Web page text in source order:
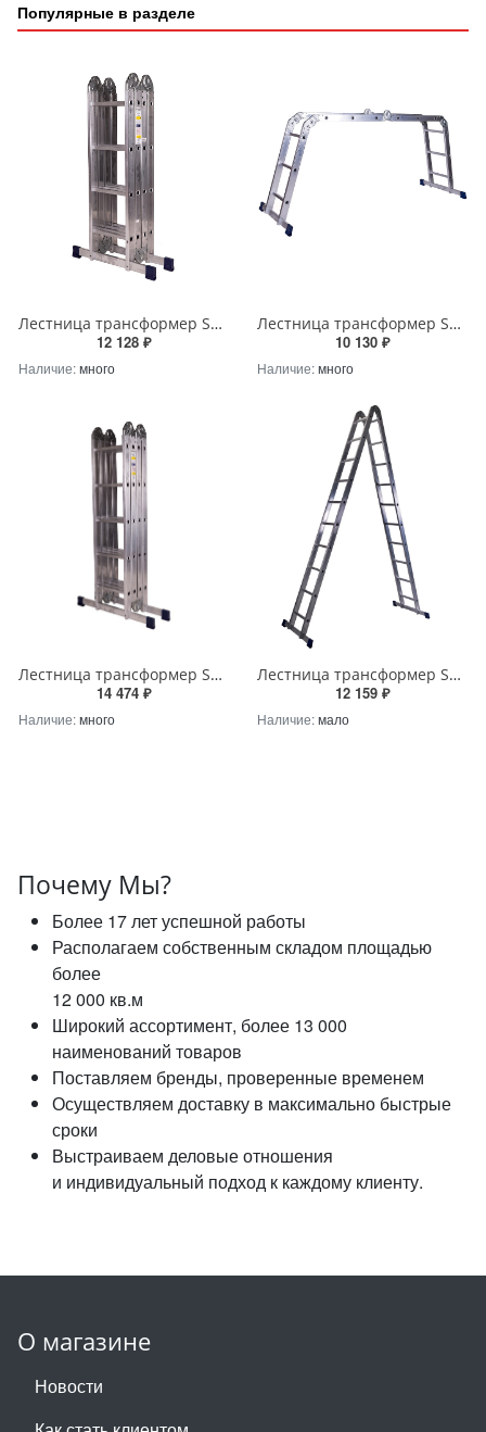
Популярные в разделе
Лестница трансформер STAIRS ATR44 4х4 ступени – надежное решение от STAIRS
12 128 ₽
Наличие:много
Лестница трансформер STAIRS ATR43 4х3 ступени – надежное решение от STAIRS
10 130 ₽
Наличие:много
Лестница трансформер STAIRS ATR45 4х5 ступеней – надежное решение от STAIRS
14 474 ₽
Наличие:много
Лестница трансформер STAIRS LTR210 2х10 ступеней – надежное решение от STAIRS
12 159 ₽
Наличие:мало
Почему Мы?
Более 17 лет успешной работы
Располагаем собственным складом площадью
более
12 000 кв.м
Широкий ассортимент, более 13 000
наименований товаров
Поставляем бренды, проверенные временем
Осуществляем доставку в максимально быстрые
сроки
Выстраиваем деловые отношения
и индивидуальный подход к каждому клиенту.
О магазине
Новости